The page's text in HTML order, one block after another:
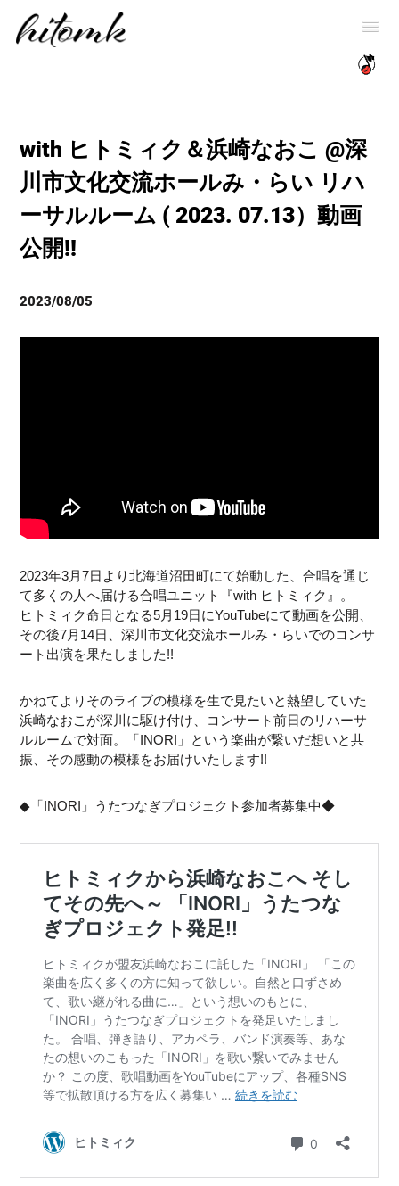
with ヒトミィク＆浜崎なおこ @深
川市文化交流ホールみ・らい リハ
ーサルルーム ( 2023. 07.13）動画
公開!!
2023/08/05
2023年3月7日より北海道沼田町にて始動した、合唱を通じ
て多くの人へ届ける合唱ユニット『with ヒトミィク』。
ヒトミィク命日となる5月19日にYouTubeにて動画を公開、
その後7月14日、深川市文化交流ホールみ・らいでのコンサ
ート出演を果たしました!!
かねてよりそのライブの模様を生で見たいと熱望していた
浜崎なおこが深川に駆け付け、コンサート前日のリハーサ
ルルームで対面。「INORI」という楽曲が繋いだ想いと共
振、その感動の模様をお届けいたします!!
◆「INORI」うたつなぎプロジェクト参加者募集中◆